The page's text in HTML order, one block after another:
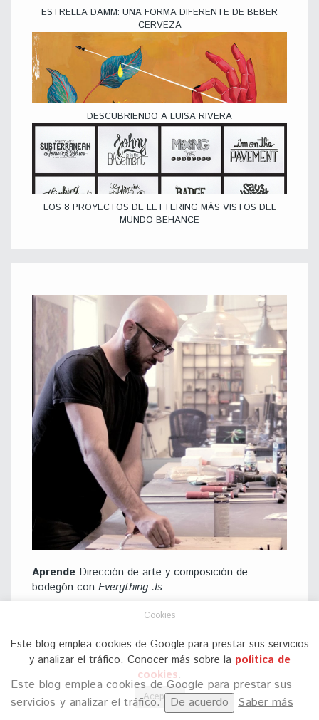
ESTRELLA DAMM: UNA FORMA DIFERENTE DE BEBER
CERVEZA
DESCUBRIENDO A LUISA RIVERA
LOS 8 PROYECTOS DE LETTERING MÁS VISTOS DEL
MUNDO BEHANCE
Aprende Dirección de arte y composición de
bodegón con Everything .Is
COMENTA POR AQUÍ
Este blog emplea cookies de Google para prestar sus
servicios y analizar el tráfico. De acuerdo Saber más
Cookies
Este blog emplea cookies de Google para prestar sus servicios
y analizar el tráfico. Conocer más sobre la politica de
cookies.
Aceptar